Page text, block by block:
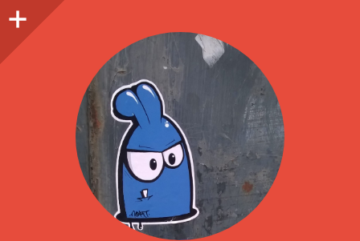
O
p
e
n
i
d
e
b
a
Seitenleiste